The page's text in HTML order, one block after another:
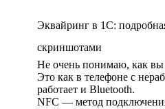
Эквайринг в 1С:
скриншотами
Не очень понимаю, как вы
Это как в телефоне с
работает и Bluetooth.
NFC — метод